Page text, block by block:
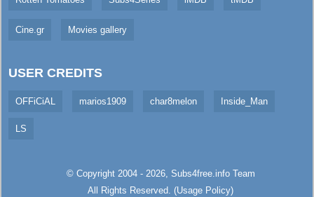
Cine.gr Movies gallery
USER CREDITS
OFFiCiAL marios1909 char8melon Inside_Man
LS
© Copyright 2004 - 2026, Subs4free.infoTeam
All Rights Reserved. (Usage Policy)